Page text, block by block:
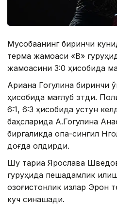
Мусобақанинг биринчи
терма жамоаси «В»
жамоасини 3:0 ҳисобида
Ариана Гогулина биринчи
ҳисобида мағлуб этди.
6:1, 6:3 ҳисобида устун
баҳсларида А.Гогулина
биргаликда опа-сингил
доғда қолдирди.
Шу тариқа Ярослава
гуруҳида пешқадамлик
қозоғистонлик қизлар
куч синашади.